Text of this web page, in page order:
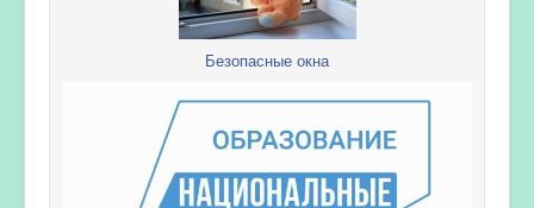
Безопасные окна